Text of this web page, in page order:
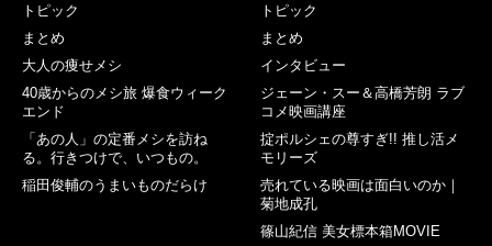
トピック
まとめ
大人の痩せメシ
40歳からのメシ旅 爆食ウィーク
エンド
「あの人」の定番メシを訪ね
る。行きつけで、いつもの。
稲田俊輔のうまいものだらけ
トピック
まとめ
インタビュー
ジェーン・スー＆高橋芳朗 ラブ
コメ映画講座
掟ポルシェの尊すぎ!! 推し活メ
モリーズ
売れている映画は面白いのか｜
菊地成孔
篠山紀信 美女標本箱MOVIE